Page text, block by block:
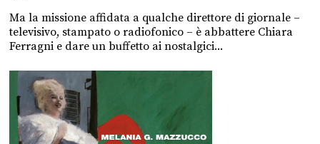
Ma la missione affidata a qualche direttore di giornale –
televisivo, stampato o radiofonico – è abbattere Chiara
Ferragni e dare un buffetto ai nostalgici...